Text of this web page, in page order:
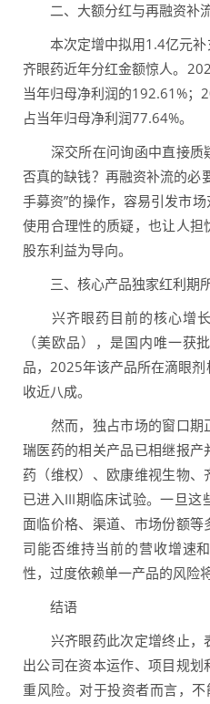
二、大额分红与再融资补
本次定增中拟用1.4亿元补
齐眼药近年分红金额惊人。
当年归母净利润的192.61%；
占当年归母净利润77.64%。
深交所在问询函中直接质
否真的缺钱？再融资补流的必
手募资”的操作，容易引发市
使用合理性的质疑，也让人
股东利益为导向。
三、核心产品独家红利期
兴齐眼药目前的核心增
（美欧品），是国内唯一获
品，2025年该产品所在滴眼
收近八成。
然而，独占市场的窗口期
瑞医药的相关产品已相继报
药（维权）、欧康维视生物
已进入III期临床试验。一旦
面临价格、渠道、市场份额
司能否维持当前的营收增速
性，过度依赖单一产品的风险
结语
兴齐眼药此次定增终止，
出公司在资本运作、项目规
重风险。对于投资者而言，不